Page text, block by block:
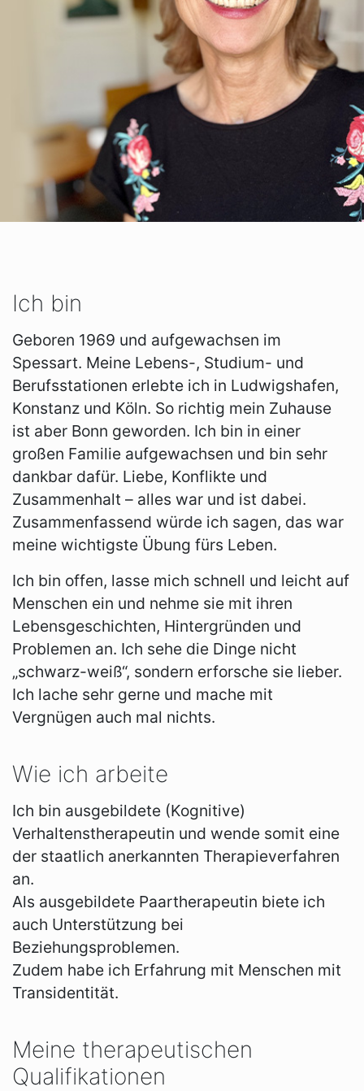
Ich bin
Geboren 1969 und aufgewachsen im
Spessart. Meine Lebens-, Studium- und
Berufsstationen erlebte ich in Ludwigshafen,
Konstanz und Köln. So richtig mein Zuhause
ist aber Bonn geworden. Ich bin in einer
großen Familie aufgewachsen und bin sehr
dankbar dafür. Liebe, Konflikte und
Zusammenhalt – alles war und ist dabei.
Zusammenfassend würde ich sagen, das war
meine wichtigste Übung fürs Leben.
Ich bin offen, lasse mich schnell und leicht auf
Menschen ein und nehme sie mit ihren
Lebensgeschichten, Hintergründen und
Problemen an. Ich sehe die Dinge nicht
„schwarz-weiß“, sondern erforsche sie lieber.
Ich lache sehr gerne und mache mit
Vergnügen auch mal nichts.
Wie ich arbeite
Ich bin ausgebildete (Kognitive)
Verhaltenstherapeutin und wende somit eine
der staatlich anerkannten Therapieverfahren
an.
Als ausgebildete Paartherapeutin biete ich
auch Unterstützung bei
Beziehungsproblemen.
Zudem habe ich Erfahrung mit Menschen mit
Transidentität.
Meine therapeutischen
Qualifikationen